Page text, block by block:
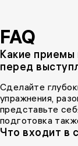
FAQ
Какие приемы
перед
Сделайте
упражнения,
представьте
подготовка
Что входит в